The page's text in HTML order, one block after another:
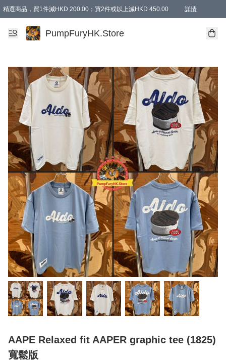
精選商品，買1件減HKD 200.00；買2件或以上減HKD 450.00 詳情
AAPE商品,會員專享9折或以上（按會員等級）AAPE products, members can
精選商品，任選買2件或以上減HKD 100.00
購物滿 HKD 800.00即享免運費優惠！（適用於 特定的送貨方式 )
PumpFuryHK.Store
AAPE Relaxed fit AAPER graphic tee (1825)
寬鬆版